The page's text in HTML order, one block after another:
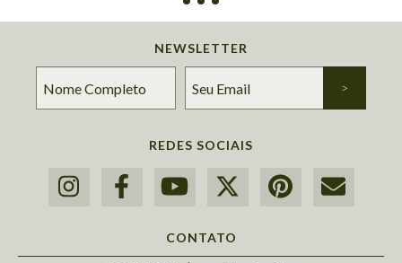
NEWSLETTER
REDES SOCIAIS
CONTATO